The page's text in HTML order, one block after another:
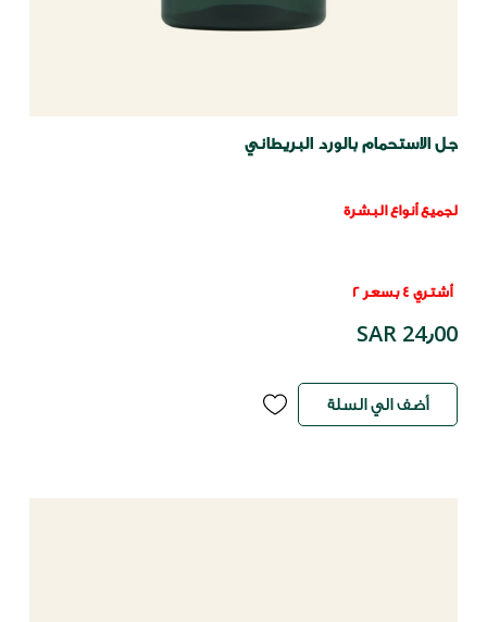
جل الاستحمام بالورد البريطاني
لجميع أنواع البشرة
أشتري 4 بسعر 2
SAR 24٫00
أضف الي السلة